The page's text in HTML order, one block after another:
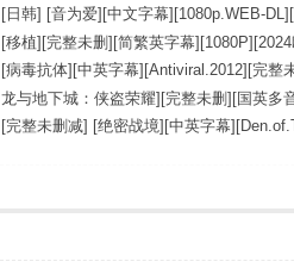
[日韩] [音为爱][中文字幕][1080p.WEB-
[移植][完整未删][简繁英字幕
[病毒抗体][中英字幕][Antiviral.2012][完整
龙与地下城：侠盗荣耀][完整未删][国英多
[完整未删减] [绝密战境][中英字幕